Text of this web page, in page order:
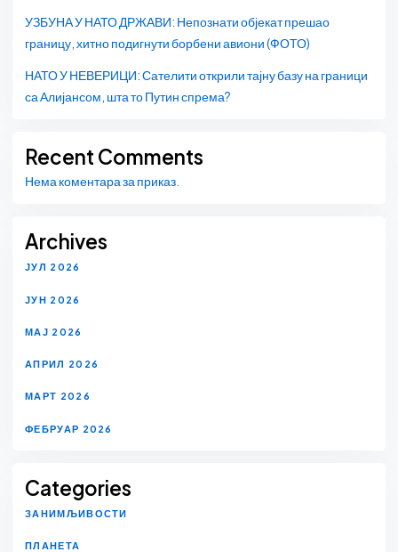
УЗБУНА У НАТО ДРЖАВИ: Непознати објекат прешао
границу, хитно подигнути борбени авиони (ФОТО)
НАТО У НЕВЕРИЦИ: Сателити открили тајну базу на граници
са Алијансом, шта то Путин спрема?
Recent Comments
Нема коментара за приказ.
Archives
ЈУЛ 2026
ЈУН 2026
МАЈ 2026
АПРИЛ 2026
МАРТ 2026
ФЕБРУАР 2026
Categories
ЗАНИМЉИВОСТИ
ПЛАНЕТА